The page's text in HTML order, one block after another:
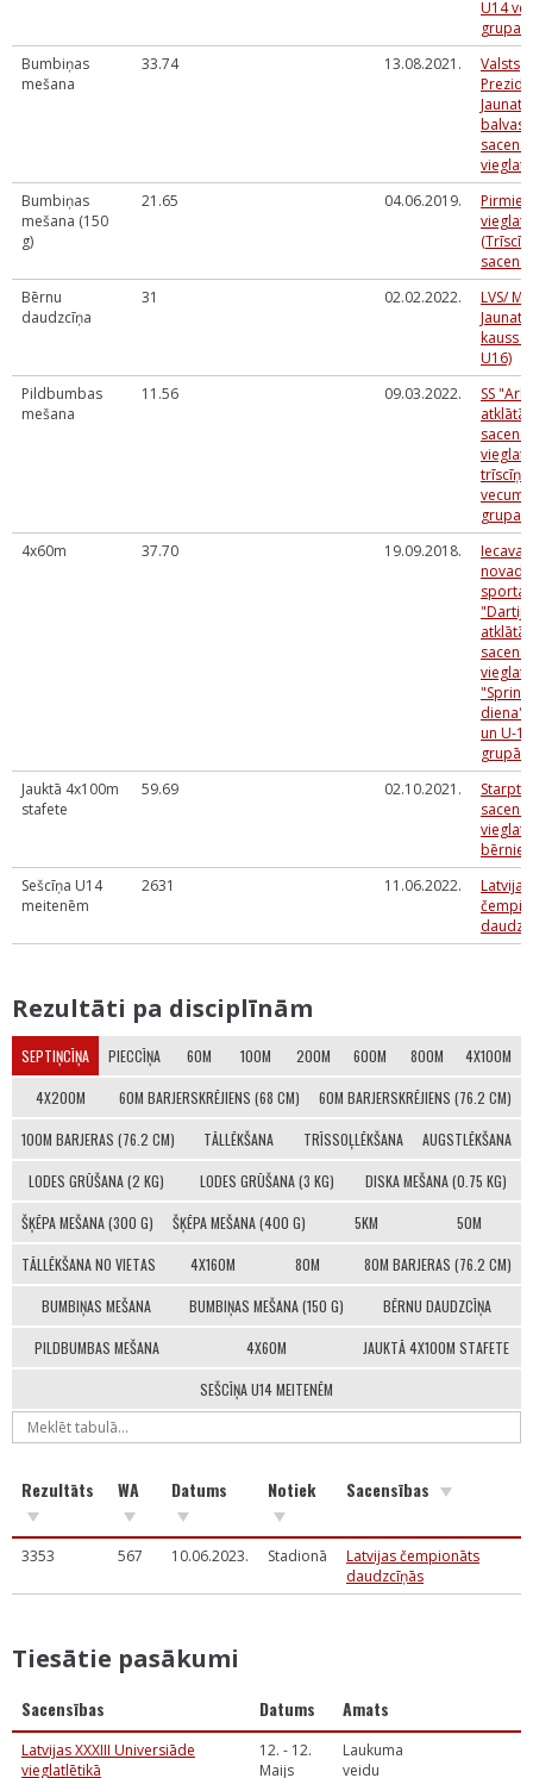
U14
grupai
Bumbiņas
mešana
33.74 13.08.2021.
Valsts
balvas
Bumbiņas
mešana (150
g)
21.65 04.06.2019.
Pirmie
Bērnu
daudzcīņa
31 02.02.2022.
LVS/
kauss
U16)
Pildbumbas
mešana
11.56 09.03.2022.
SS
atklātās
vecuma
grupai
4x60m
37.70 19.09.2018.
Iecavas
novada
sporta
atklātās
"Sprinta
diena"
un U-14
grupām
Jauktā 4x100m
stafete
59.69 02.10.2021.
Sešcīņa U14
meitenēm
2631 11.06.2022.
Latvijas
Rezultāti pa disciplīnām
SEPTIŅCĪŅA PIECCĪŅA 60M 100M 200M 600M 800M 4X100M
4X200M 60M BARJERSKRĒJIENS (68 CM) 60M BARJERSKRĒJIENS (76.2 CM)
100M BARJERAS (76.2 CM) TĀLLĒKŠANA TRĪSSOĻLĒKŠANA AUGSTLĒKŠANA
LODES GRŪŠANA (2 KG) LODES GRŪŠANA (3 KG) DISKA MEŠANA (0.75 KG)
ŠĶĒPA MEŠANA (300 G) ŠĶĒPA MEŠANA (400 G) 5KM 50M
TĀLLĒKŠANA NO VIETAS 4X160M 80M 80M BARJERAS (76.2 CM)
BUMBIŅAS MEŠANA BUMBIŅAS MEŠANA (150 G) BĒRNU DAUDZCĪŅA
PILDBUMBAS MEŠANA 4X60M JAUKTĀ 4X100M STAFETE
SEŠCĪŅA U14 MEITENĒM
Rezultāts WA Datums Notiek Sacensības
3353 567 10.06.2023. Stadionā
Latvijas čempionāts
daudzcīņās
Tiesātie pasākumi
Sacensības Datums Amats
Latvijas XXXIII Universiāde
vieglatlētikā
12. - 12.
Maijs
Laukuma
veidu